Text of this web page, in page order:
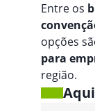
Entre os
opções
para
região.